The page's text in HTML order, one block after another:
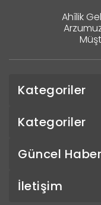
Ahîlik
Kategoriler
Kategoriler
Güncel
İletişim